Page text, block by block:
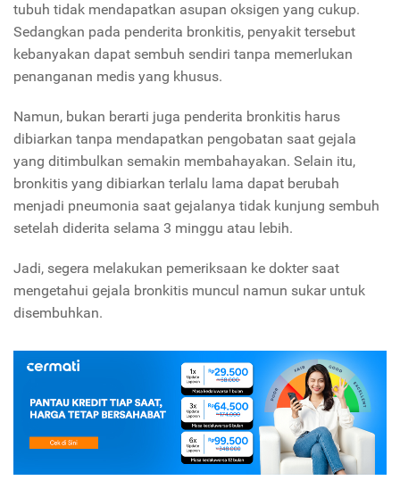
tubuh tidak mendapatkan asupan oksigen yang cukup.
Sedangkan pada penderita bronkitis, penyakit tersebut
kebanyakan dapat sembuh sendiri tanpa memerlukan
penanganan medis yang khusus.
Namun, bukan berarti juga penderita bronkitis harus
dibiarkan tanpa mendapatkan pengobatan saat gejala
yang ditimbulkan semakin membahayakan. Selain itu,
bronkitis yang dibiarkan terlalu lama dapat berubah
menjadi pneumonia saat gejalanya tidak kunjung sembuh
setelah diderita selama 3 minggu atau lebih.
Jadi, segera melakukan pemeriksaan ke dokter saat
mengetahui gejala bronkitis muncul namun sukar untuk
disembuhkan.